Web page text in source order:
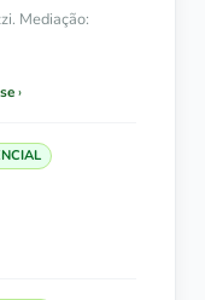
Mediação: